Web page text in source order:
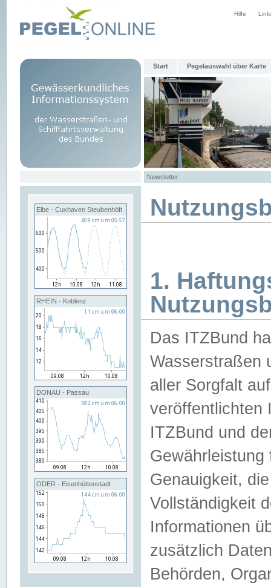
Hilfe
Start Pegelauswahl über Karte
Newsletter
Elbe - Cuxhaven Steubenhöft
RHEIN - Koblenz
DONAU - Passau
ODER - Eisenhüttenstadt
1.
Das ITZBund
Wasserstraßen
aller Sorgfalt
veröffentlichten
ITZBund und
Genauigkeit,
Vollständigkeit
Informationen
zusätzlich
Behörden,